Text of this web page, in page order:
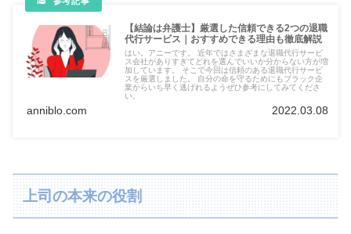
【結論は弁護士】厳選した信頼できる2つの退職
代行サービス｜おすすめできる理由も徹底解説
はい。アニーです。 近年ではさまざまな退職代行サービ
ス会社がありすぎてどれを選んでいいか分からない方が増
加しています。 そこで今回は信頼のある退職代行サービ
スを厳選しました。 自分の命を守るためにもブラック企
業からいち早く逃げれるようぜひ参考にしてみてくださ
い。
anniblo.com 2022.03.08
上司の本来の役割